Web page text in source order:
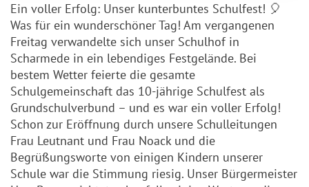
Ein voller Erfolg: Unser kunterbuntes Schulfest! 🎈
Was für ein wunderschöner Tag! Am vergangenen
Freitag verwandelte sich unser Schulhof in
Scharmede in ein lebendiges Festgelände. Bei
bestem Wetter feierte die gesamte
Schulgemeinschaft das 10-jährige Schulfest als
Grundschulverbund – und es war ein voller Erfolg!
Schon zur Eröffnung durch unsere Schulleitungen
Frau Leutnant und Frau Noack und die
Begrüßungsworte von einigen Kindern unserer
Schule war die Stimmung riesig. Unser Bürgermeister